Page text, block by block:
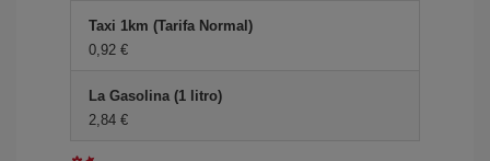
Taxi 1km (Tarifa Normal)
0,92 €
La Gasolina (1 litro)
2,84 €